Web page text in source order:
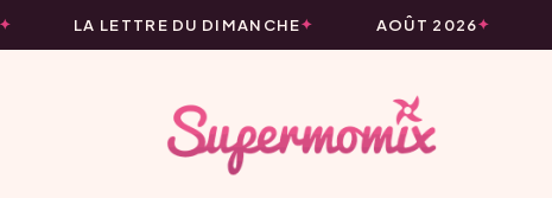
LA LETTRE DU DIMANCHE AOÛT 2026